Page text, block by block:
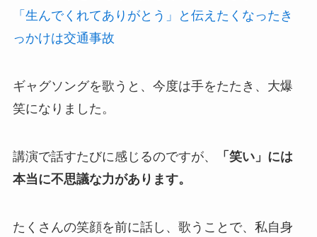
「生んでくれてありがとう」と伝えたくなったき
っかけは交通事故
ギャグソングを歌うと、今度は手をたたき、大爆
笑になりました。
講演で話すたびに感じるのですが、
「笑い」には
本当に不思議な力があります。
たくさんの笑顔を前に話し、歌うことで、私自身